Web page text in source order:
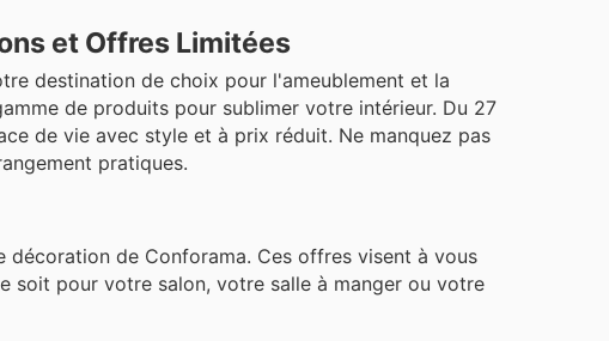
et Offres Limitées
destination de choix pour l'ameublement et la
de produits pour sublimer votre intérieur. Du 27
de vie avec style et à prix réduit. Ne manquez pas
pratiques.
de Conforama. Ces offres visent à vous
soit pour votre salon, votre salle à manger ou votre